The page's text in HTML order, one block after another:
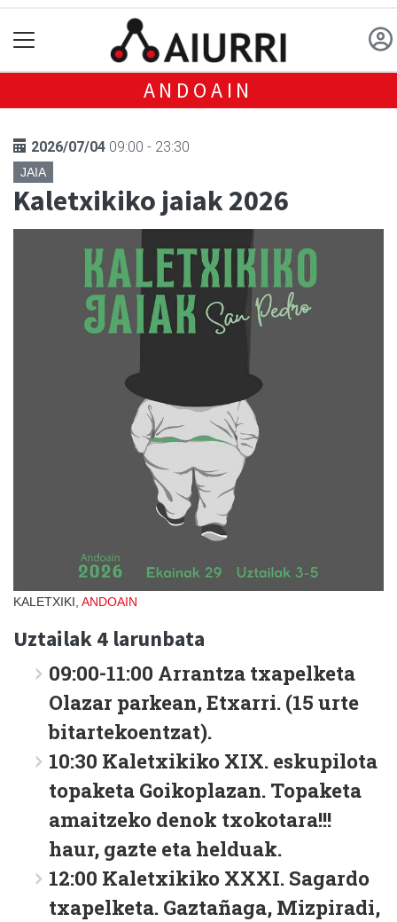
ANDOAIN
2026/07/04 09:00 - 23:30
JAIA
Kaletxikiko jaiak 2026
KALETXIKI, ANDOAIN
Uztailak 4 larunbata
09:00-11:00 Arrantza txapelketa
Olazar parkean, Etxarri. (15 urte
bitartekoentzat).
10:30 Kaletxikiko XIX. eskupilota
topaketa Goikoplazan. Topaketa
amaitzeko denok txokotara!!!
haur, gazte eta helduak.
12:00 Kaletxikiko XXXI. Sagardo
txapelketa. Gaztañaga, Mizpiradi,